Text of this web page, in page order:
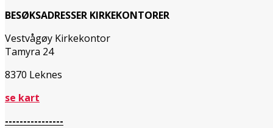
BESØKSADRESSER KIRKEKONTORER
Vestvågøy Kirkekontor
Tamyra 24
8370 Leknes
se kart
----------------